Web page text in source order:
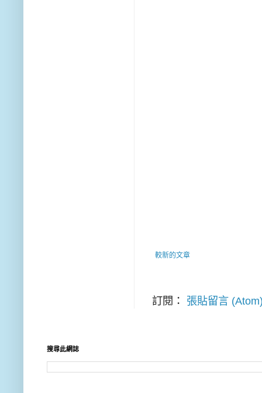
較新的文章
訂閱： 張貼留言
搜尋此網誌